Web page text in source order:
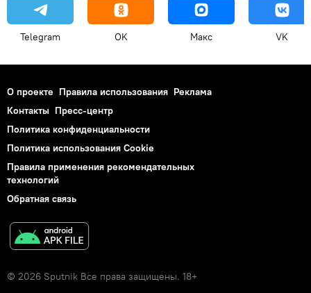
Telegram OK Макс VK
О проекте Правила использования Реклама
Контакты Пресс-центр
Политика конфиденциальности
Политика использования Cookie
Правила применения рекомендательных
технологий
Обратная связь
© 2026 Sputnik Все права защищены. 18+